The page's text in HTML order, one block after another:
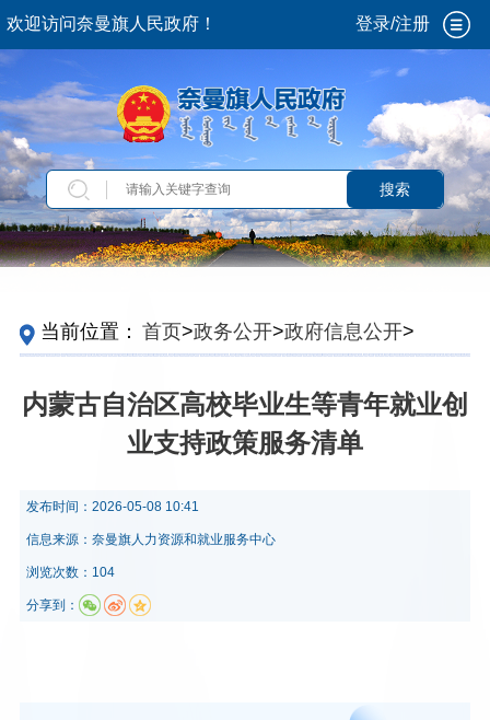
欢迎访问奈曼旗人民政府！ 登录/注册
搜索
当前位置： 首页>政务公开>政府信息公开>
定主动公开内容>重点领域信息>稳岗就业>就
内蒙古自治区高校毕业生等青年就业创
业支持政策服务清单
发布时间： 2026-05-08 10:41
信息来源： 奈曼旗人力资源和就业服务中心
浏览次数：104
分享到：